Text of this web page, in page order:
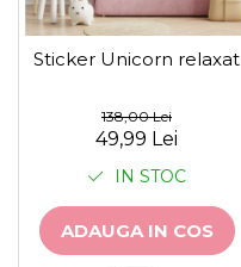
Sticker Unicorn relaxat
138,00 Lei
49,99 Lei
IN STOC
ADAUGA IN COS